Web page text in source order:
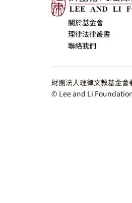
關於基金會
理律法律叢書
聯絡我們
財團法人理律文教基金
© Lee and Li